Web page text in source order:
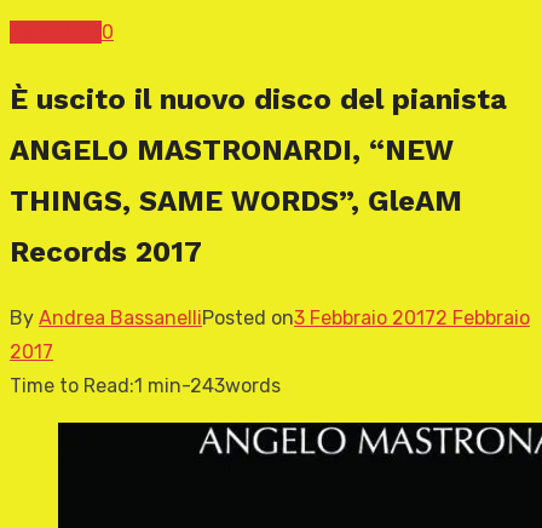
0
È uscito il nuovo disco del pianista
ANGELO MASTRONARDI, “NEW
THINGS, SAME WORDS”, GleAM
Records 2017
By Andrea BassanelliPosted on3 Febbraio 20172 Febbraio
2017
Time to Read:1 min-243words